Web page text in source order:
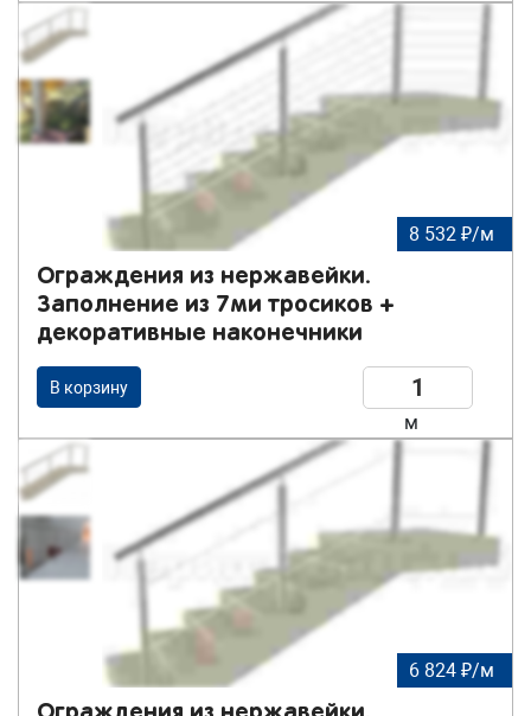
8 532 ₽/м
Ограждения из нержавейки.
Заполнение из 7ми тросиков +
декоративные наконечники
В корзину
м
6 824 ₽/м